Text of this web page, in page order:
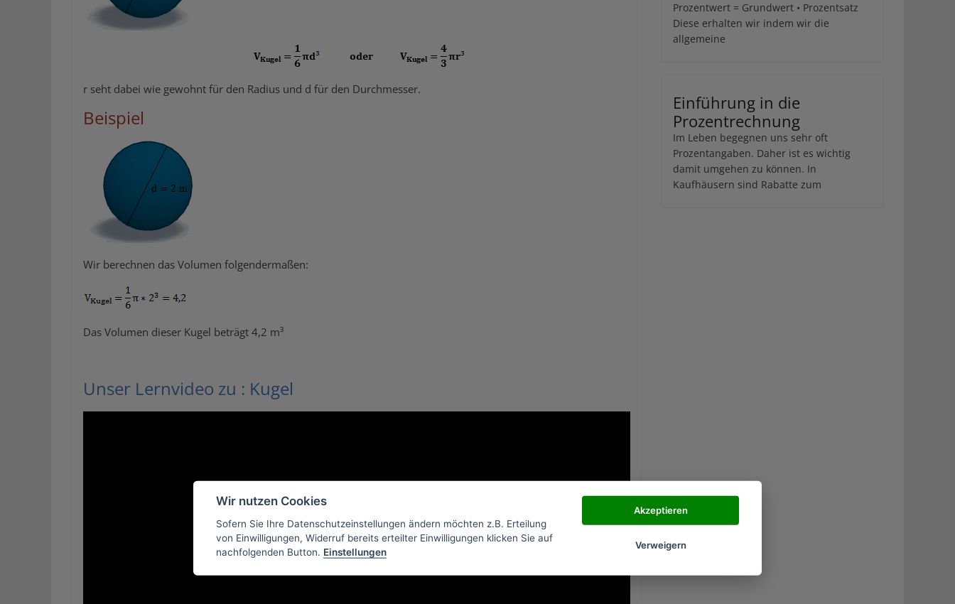
r seht dabei wie gewohnt für den Radius und d für den Durchmesser.
Beispiel
Wir berechnen das Volumen folgendermaßen:
Das Volumen dieser Kugel beträgt 4,2 m³
Unser Lernvideo zu : Kugel
Prozentwert = Grundwert • Prozentsatz
Diese erhalten wir indem wir die
allgemeine
Einführung in die
Prozentrechnung
Im Leben begegnen uns sehr oft
Prozentangaben. Daher ist es wichtig
damit umgehen zu können. In
Kaufhäusern sind Rabatte zum
Wir nutzen Cookies
Sofern Sie Ihre Datenschutzeinstellungen ändern möchten z.B. Erteilung
von Einwilligungen, Widerruf bereits erteilter Einwilligungen klicken Sie auf
nachfolgenden Button. Einstellungen
Akzeptieren
Verweigern